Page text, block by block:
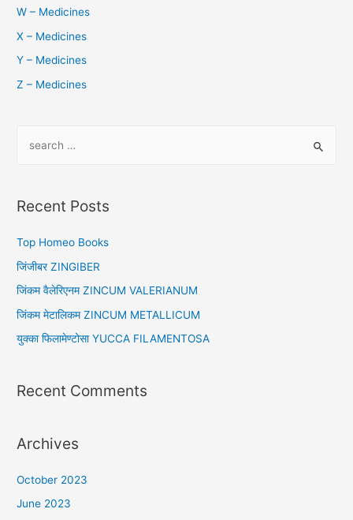
W – Medicines
X – Medicines
Y – Medicines
Z – Medicines
r
h
f
o
Recent Posts
Top Homeo Books
जिंजीबर ZINGIBER
जिंकम वैलेरिएनम ZINCUM VALERIANUM
जिंकम मेटालिकम ZINCUM METALLICUM
युक्का फिलामेण्टोसा YUCCA FILAMENTOSA
Recent Comments
Archives
October 2023
June 2023